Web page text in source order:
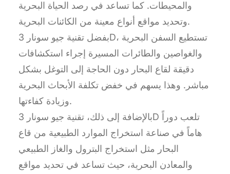
والمحيطات. كما تساعد في رصد الحياة البحرية
وتحديد مواقع أنواع معينة من الكائنات البحرية.
بفضل تقنية جيو سونار 3D، تستطيع السفن البحرية
والغواصين والطائرات المسيرة إجراء استكشافات
دقيقة لقاع البحار دون الحاجة إلى التوغل بشكل
مباشر. وهذا يسهم في خفض تكلفة الأبحاث البحرية
وزيادة كفاءتها.
بالإضافة إلى ذلك، تقنية جيو سونار 3D تلعب دوراً
هاماً في صناعة استخراج الموارد الطبيعية من قاع
البحار مثل استخراج البترول والغاز الطبيعي
والمعادن البحرية، حيث تساعد في تحديد مواقع